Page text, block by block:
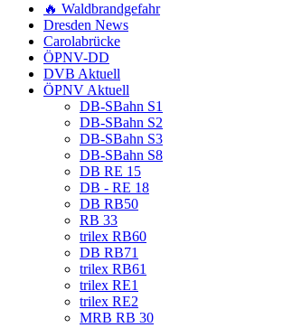
🔥 Waldbrandgefahr
Dresden News
Carolabrücke
ÖPNV-DD
DVB Aktuell
ÖPNV Aktuell
DB-SBahn S1
DB-SBahn S2
DB-SBahn S3
DB-SBahn S8
DB RE 15
DB - RE 18
DB RB50
RB 33
trilex RB60
DB RB71
trilex RB61
trilex RE1
trilex RE2
MRB RB 30